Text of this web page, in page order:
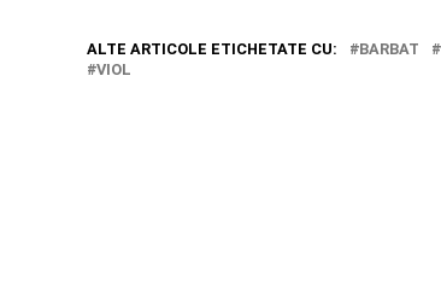
ALTE ARTICOLE ETICHETATE CU: BARBAT
VIOL